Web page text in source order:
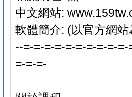
中文網站:
軟體簡介: (以官方網站
--=-=-=-=-=-=-=-=-=-
=-=-=-